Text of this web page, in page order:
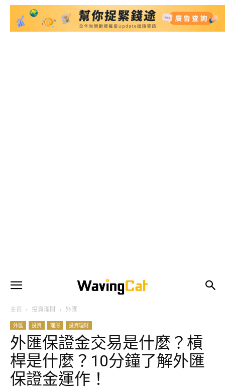
主頁 投資理財 外匯
外匯 投資 理財 投資理財
外匯保證金交易是什麼？槓
桿是什麼？10分鐘了解外匯
保證金運作！